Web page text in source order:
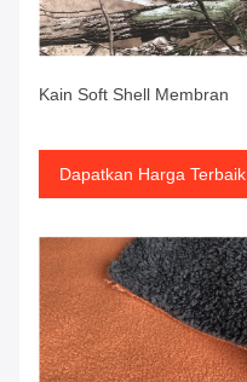
Kain Soft Shell Membran
Dapatkan Harga Terbaik